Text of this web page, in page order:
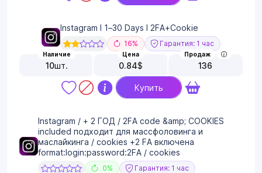
Instagram I 1–30 Days I 2FA+Cookie
16% Гарантия: 1 час
Наличие
10шт.
Цена
0.84$
Продаж
136
Купить
Instagram / + 2 ГОД / 2FA code &amp; COOKIES
included подходит для массфоловинга и
маслайкинга / cookies +2 FA включена
format:login:password:2FA / cookies
0% Гарантия: 1 час